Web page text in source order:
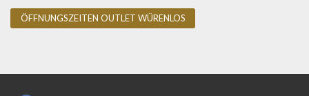
ÖFFNUNGSZEITEN OUTLET WÜRENLOS